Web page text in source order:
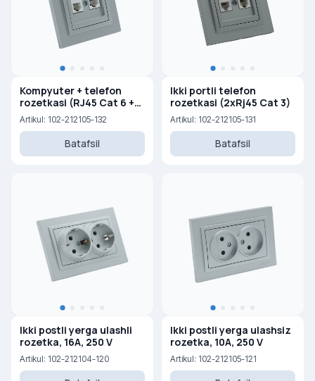
Kompyuter + telefon
rozetkasi (RJ45 Cat 6 +
RJ45 Cat 3)
Artikul: 102-212105-132
Batafsil
Ikki portli telefon
rozetkasi (2xRj45 Cat 3)
Artikul: 102-212105-131
Batafsil
Ikki postli yerga ulashli
rozetka, 16A, 250 V
Artikul: 102-212104-120
Ikki postli yerga ulashsiz
rozetka, 10A, 250 V
Artikul: 102-212105-121